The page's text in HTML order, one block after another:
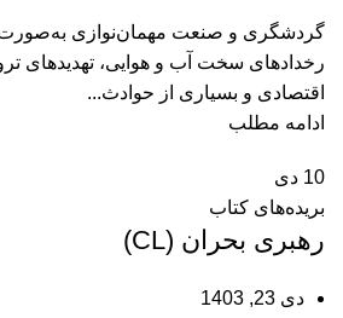
گردشگری و صنعت مهمان‌نوازی به‌صورت
رخدادهای سخت آب و هوایی، تهدیدهای
اقتصادی و بسیاری از حوادث...
ادامه مطلب
10 دی
بریده‌های کتاب
رهبری بحران (CL)
دی 23, 1403